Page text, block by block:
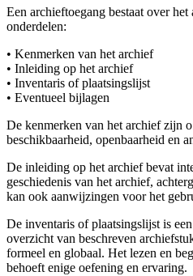
Een archieftoegang bestaat over
onderdelen:
• Kenmerken van het archief
• Inleiding op het archief
• Inventaris of plaatsingslijst
• Eventueel bijlagen
De kenmerken van het archief zijn
beschikbaarheid, openbaarheid en
De inleiding op het archief bevat
geschiedenis van het archief,
kan ook aanwijzingen voor het
De inventaris of plaatsingslijst is
overzicht van beschreven
formeel en globaal. Het lezen en
behoeft enige oefening en ervaring.